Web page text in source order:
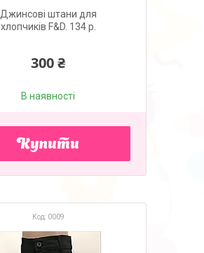
Джинсові штани для
хлопчиків F&D. 134 p.
300 ₴
В наявності
Купити
0009